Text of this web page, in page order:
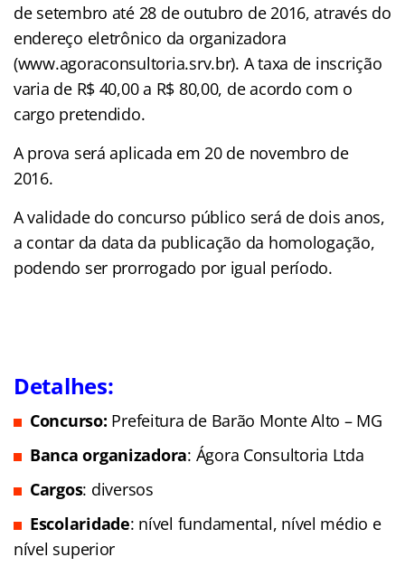
de setembro até 28 de outubro de 2016, através do
endereço eletrônico da organizadora
(www.agoraconsultoria.srv.br). A taxa de inscrição
varia de R$ 40,00 a R$ 80,00, de acordo com o
cargo pretendido.
A prova será aplicada em 20 de novembro de
2016.
A validade do concurso público será de dois anos,
a contar da data da publicação da homologação,
podendo ser prorrogado por igual período.
Detalhes:
Concurso: Prefeitura de Barão Monte Alto – MG
Banca organizadora: Ágora Consultoria Ltda
Cargos: diversos
Escolaridade: nível fundamental, nível médio e
nível superior